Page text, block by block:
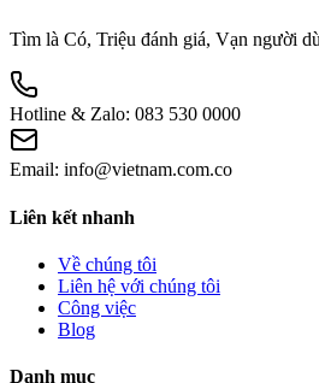
Tìm là Có, Triệu đánh giá, Vạn người
Hotline & Zalo: 083 530 0000
Email: info@vietnam.com.co
Liên kết nhanh
Về chúng tôi
Liên hệ với chúng tôi
Công việc
Blog
Danh mục